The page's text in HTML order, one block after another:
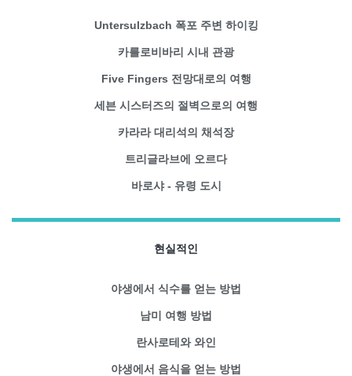
Untersulzbach 폭포 주변 하이킹
카를로비바리 시내 관광
Five Fingers 전망대로의 여행
세븐 시스터즈의 절벽으로의 여행
카라라 대리석의 채석장
트리글라브에 오르다
바로샤 - 유령 도시
현실적인
야생에서 식수를 얻는 방법
남미 여행 방법
란사로테와 와인
야생에서 음식을 얻는 방법